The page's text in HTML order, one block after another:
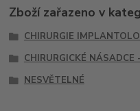
Zboží zařazeno v
CHIRURGIE
CHIRURGICKÉ NÁSADCE
NESVĚTELNÉ